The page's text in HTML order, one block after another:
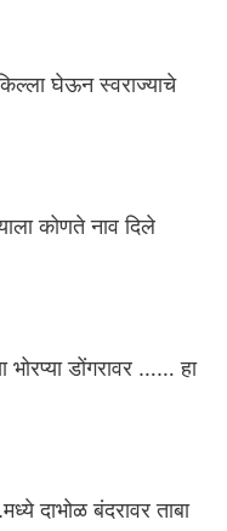
घेऊन स्वराज्याचे
कोणते नाव दिले
भोरप्या डोंगरावर …… हा
दाभोळ बंदरावर ताबा